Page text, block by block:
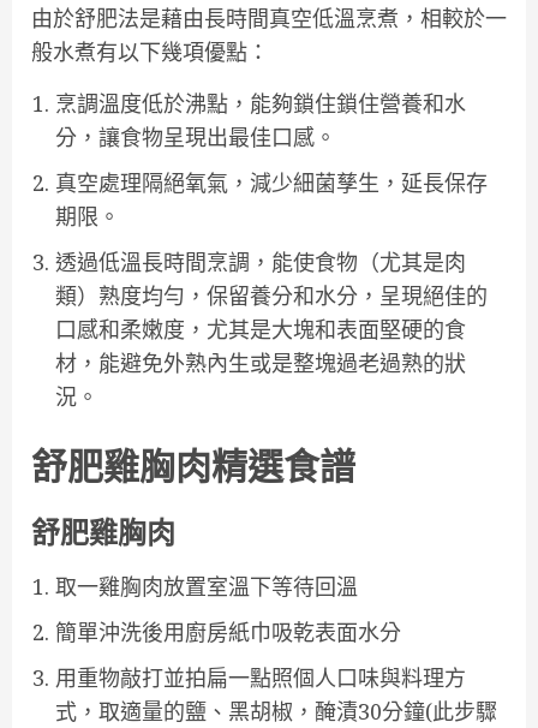
由於舒肥法是藉由長時間真空低溫烹煮，相較於一
般水煮有以下幾項優點：
烹調溫度低於沸點，能夠鎖住鎖住營養和水
分，讓食物呈現出最佳口感。
真空處理隔絕氧氣，減少細菌孳生，延長保存
期限。
透過低溫長時間烹調，能使食物（尤其是肉
類）熟度均勻，保留養分和水分，呈現絕佳的
口感和柔嫩度，尤其是大塊和表面堅硬的食
材，能避免外熟內生或是整塊過老過熟的狀
況。
舒肥雞胸肉精選食譜
舒肥雞胸肉
取一雞胸肉放置室溫下等待回溫
簡單沖洗後用廚房紙巾吸乾表面水分
用重物敲打並拍扁一點照個人口味與料理方
式，取適量的鹽、黑胡椒，醃漬30分鐘(此步驟